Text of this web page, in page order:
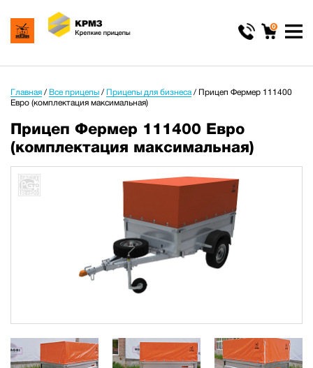
0
Главная / Все прицепы / Прицепы для бизнеса/ Прицеп Фермер 111400
Евро (комплектация максимальная)
Прицеп Фермер 111400 Евро
(комплектация максимальная)